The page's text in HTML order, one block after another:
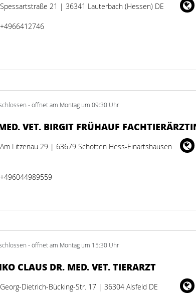
Spessartstraße 21 | 36341 Lauterbach (Hessen) DE
+4966412746
- öffnet am Montag um 09:30 Uhr
VET. BIRGIT FRÜHAUF
Am Litzenau 29 | 63679 Schotten Hess-Einartshausen
+496044989559
- öffnet am Montag um 15:30 Uhr
CLAUS DR. MED. VET. TIERARZT
Georg-Dietrich-Bücking-Str. 17 | 36304 Alsfeld DE